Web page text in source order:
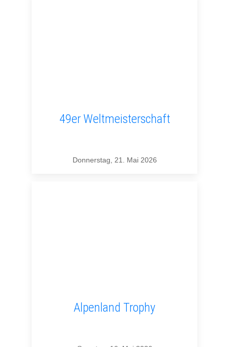
49er Weltmeisterschaft
Donnerstag, 21. Mai 2026
Alpenland Trophy